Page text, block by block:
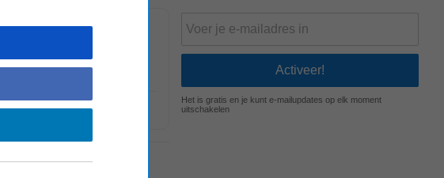
Brugge ligt het charmante
Het is gratis en je kunt e-mailupdates op elk moment
uitschakelen